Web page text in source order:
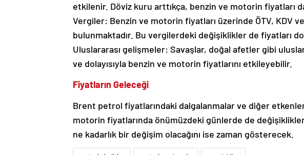
etkilenir. Döviz kuru arttıkça, benzin ve motorin fiyatları
Vergiler: Benzin ve motorin fiyatları üzerinde ÖTV, KDV
bulunmaktadır. Bu vergilerdeki değişiklikler de fiyatları
Uluslararası gelişmeler: Savaşlar, doğal afetler gibi
ve dolayısıyla benzin ve motorin fiyatlarını etkileyebilir.
Fiyatların Geleceği
Brent petrol fiyatlarındaki dalgalanmalar ve diğer etkenler
motorin fiyatlarında önümüzdeki günlerde de
ne kadarlık bir değişim olacağını ise zaman gösterecek.